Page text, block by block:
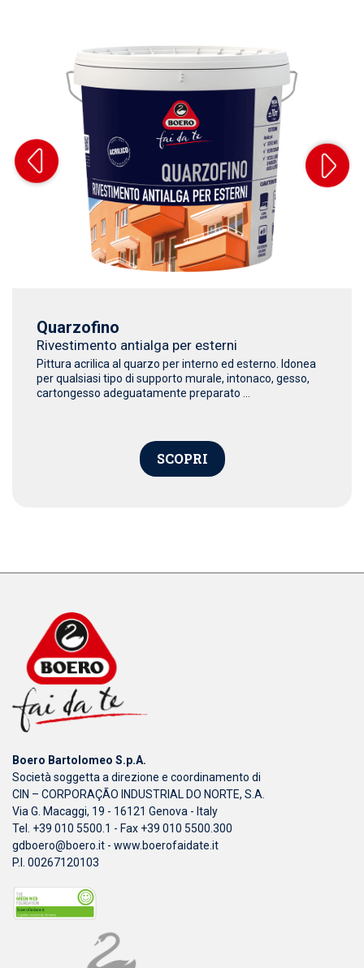
Quarzofino
Rivestimento antialga per esterni
Pittura acrilica al quarzo per interno ed esterno. Idonea
per qualsiasi tipo di supporto murale, intonaco, gesso,
cartongesso adeguatamente preparato ...
SCOPRI
Boero Bartolomeo S.p.A.
Società soggetta a direzione e coordinamento di
CIN – CORPORAÇÃO INDUSTRIAL DO NORTE, S.A.
Via G. Macaggi, 19 - 16121 Genova - Italy
Tel. +39 010 5500.1 - Fax +39 010 5500.300
gdboero@boero.it - www.boerofaidate.it
P.I. 00267120103